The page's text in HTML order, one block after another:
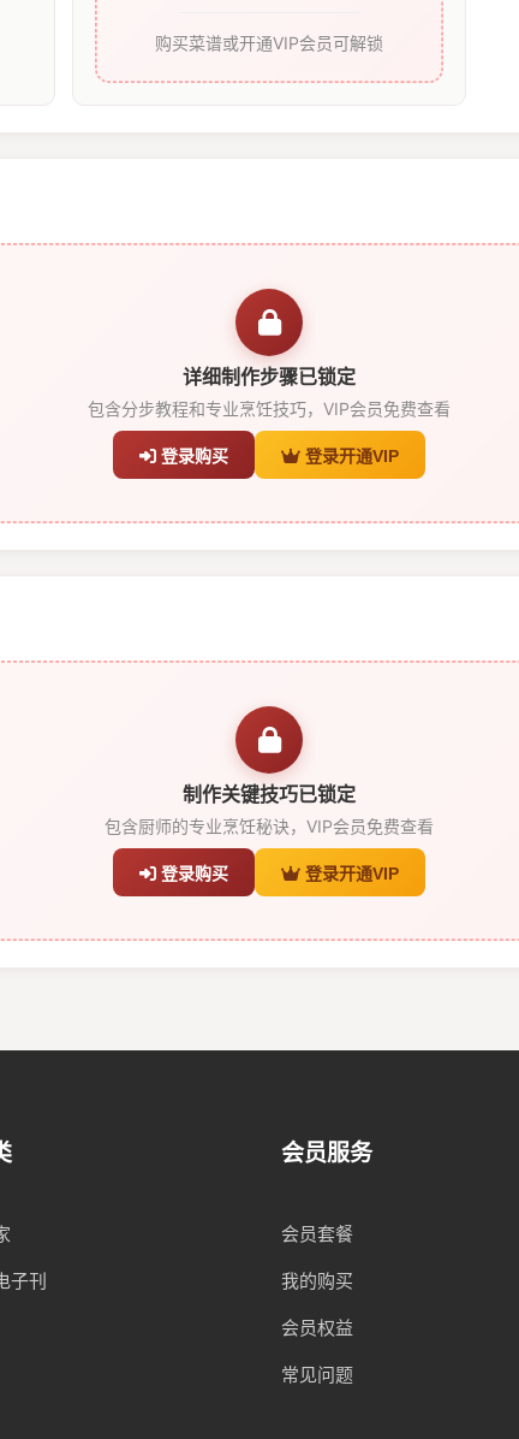
购买菜谱或开通VIP会员可解锁
详细制作步骤已锁定
包含分步教程和专业烹饪技巧，VIP会员免费查看
登录购买 登录开通VIP
制作关键技巧已锁定
包含厨师的专业烹饪秘诀，VIP会员免费查看
登录购买 登录开通VIP
子刊
会员服务
会员套餐
我的购买
会员权益
常见问题